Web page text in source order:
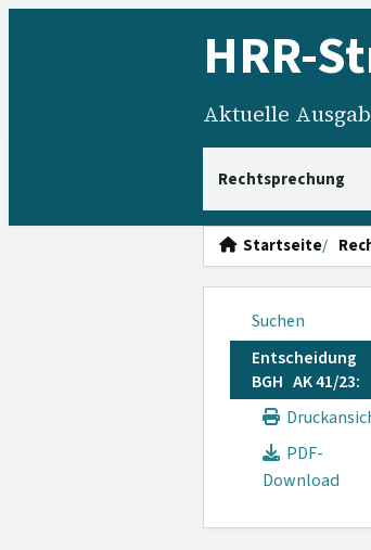
HRR-
Aktuelle
Startseite
Suchen
Entscheidung
BGH AK 41/23:
PDF-
Download